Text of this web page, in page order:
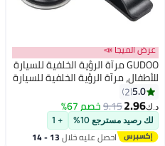
عرض الميجا 📣
GUDOO مرآة الرؤية الخلفية للسيارة
للأطفال، مرآة الرؤية الخلفية للسيارة
مع قاعدتين 360 درجة قابلة
للتعديل، مرآة مقعد السيارة الآمنة
المقاومة للكسر، مرآة السيارة
الخلفية لرؤية واسعة وواضحة
5.0
2
د.ك‏2.96
9.15خصم 67%
لك رصيد مسترجع 10% + 1
احصل عليه خلال 13 - 14